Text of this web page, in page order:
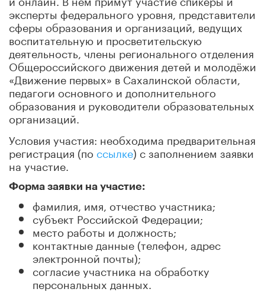
эксперты федерального уровня, представители
сферы образования и организаций, ведущих
воспитательную и просветительскую
деятельность, члены регионального отделения
Общероссийского движения детей и молодёжи
«Движение первых» в Сахалинской области,
педагоги основного и дополнительного
образования и руководители образовательных
организаций.
Условия участия: необходима предварительная
регистрация (по ссылке) с заполнением заявки
на участие.
Форма заявки на участие:
фамилия, имя, отчество участника;
субъект Российской Федерации;
место работы и должность;
контактные данные (телефон, адрес
электронной почты);
согласие участника на обработку
персональных данных.